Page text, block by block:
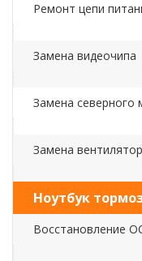
Ремонт цепи
Замена видеочипа
Замена северного
Замена
Ноутбук
Восстановление